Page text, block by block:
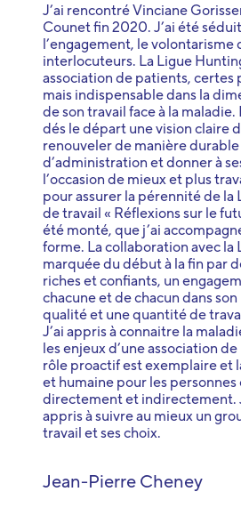
J’ai rencontré Vinciane
Counet fin 2020. J’ai été
l’engagement, le volontarisme
interlocuteurs. La Ligue
association de patients, certes
mais indispensable dans la
de son travail face à la maladie.
dés le départ une vision claire
renouveler de manière durable
d’administration et donner à
l’occasion de mieux et plus
pour assurer la pérennité de la
de travail « Réflexions sur le
été monté, que j’ai
forme. La collaboration avec la
marquée du début à la fin par
riches et confiants, un
chacune et de chacun dans
qualité et une quantité de
J’ai appris à connaitre la
les enjeux d’une association
rôle proactif est exemplaire et
et humaine pour les personnes
directement et indirectement.
appris à suivre au mieux un
travail et ses choix.
Jean-Pierre Cheney